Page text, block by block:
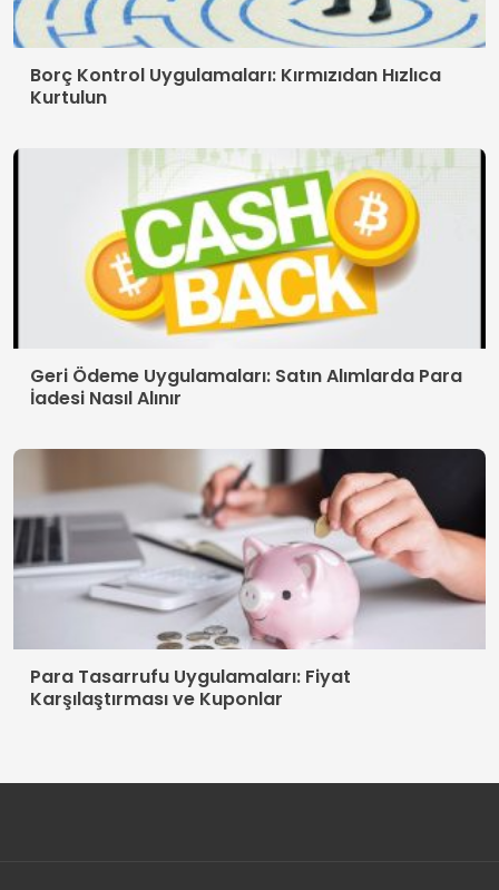
Borç Kontrol Uygulamaları: Kırmızıdan Hızlıca
Kurtulun
Geri Ödeme Uygulamaları: Satın Alımlarda Para
İadesi Nasıl Alınır
Para Tasarrufu Uygulamaları: Fiyat
Karşılaştırması ve Kuponlar